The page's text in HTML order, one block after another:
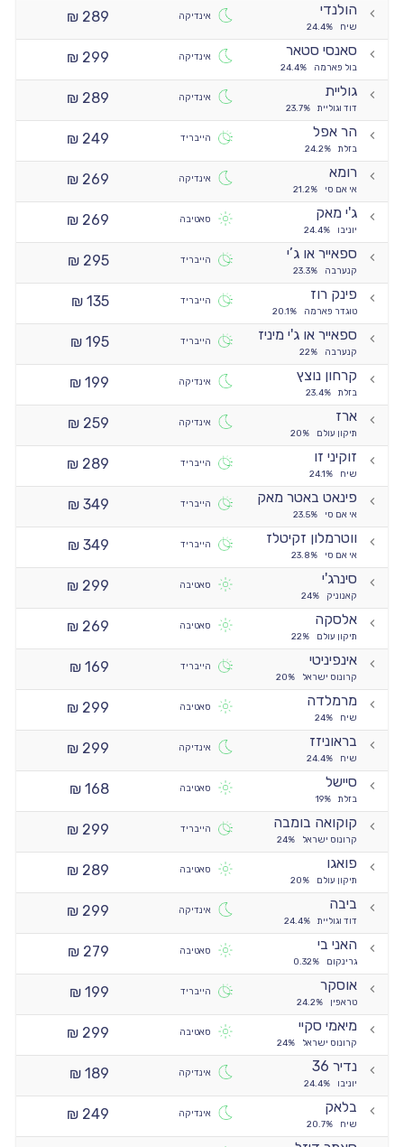
הולנדי
שיח 24.4%
אינדיקה
289 ₪
סאנסי סטאר
בול פארמה 24.4%
אינדיקה
299 ₪
גוליית
דוד וגוליית 23.7%
אינדיקה
289 ₪
הר אפל
בזלת 24.2%
הייבריד
249 ₪
רומא
אי אם סי 21.2%
אינדיקה
269 ₪
ג'י מאק
יוניבו 24.4%
סאטיבה
269 ₪
ספאייר או ג’י
קנערבה 23.3%
הייבריד
295 ₪
פינק רוז
טוגדר פארמה 20.1%
הייבריד
135 ₪
ספאייר או ג'י מיניז
קנערבה 22%
הייבריד
195 ₪
קרחון נוצץ
בזלת 23.4%
אינדיקה
199 ₪
ארז
תיקון עולם 20%
אינדיקה
259 ₪
זוקיני זו
שיח 24.1%
הייבריד
289 ₪
פינאט באטר מאק
אי אם סי 23.5%
הייבריד
349 ₪
ווטרמלון זקיטלז
אי אם סי 23.8%
הייבריד
349 ₪
סינרג'י
קאנוניק 24%
סאטיבה
299 ₪
אלסקה
תיקון עולם 22%
סאטיבה
269 ₪
אינפיניטי
קרונוס ישראל 20%
הייבריד
169 ₪
מרמלדה
שיח 24%
סאטיבה
299 ₪
בראוניזז
שיח 24.4%
אינדיקה
299 ₪
סיישל
בזלת 19%
סאטיבה
168 ₪
קוקואה בומבה
קרונוס ישראל 24%
הייבריד
299 ₪
פואגו
תיקון עולם 20%
סאטיבה
289 ₪
ביבה
דוד וגוליית 24.4%
אינדיקה
299 ₪
האני בי
גרינקום 0.32%
סאטיבה
279 ₪
אוסקר
טראפין 24.2%
הייבריד
199 ₪
מיאמי סקיי
קרונוס ישראל 24%
סאטיבה
299 ₪
נדיר 36
יוניבו 24.4%
אינדיקה
189 ₪
בלאק
שיח 20.7%
אינדיקה
249 ₪